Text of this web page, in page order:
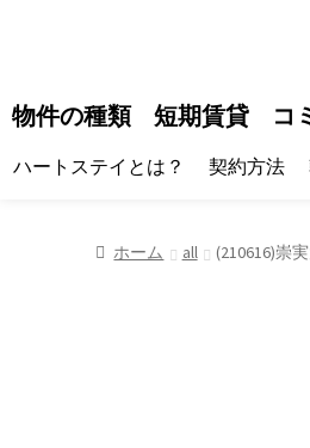
物件の種類 短期賃貸 コ
ハートステイとは？ 契約方法
ホーム all (210616)崇